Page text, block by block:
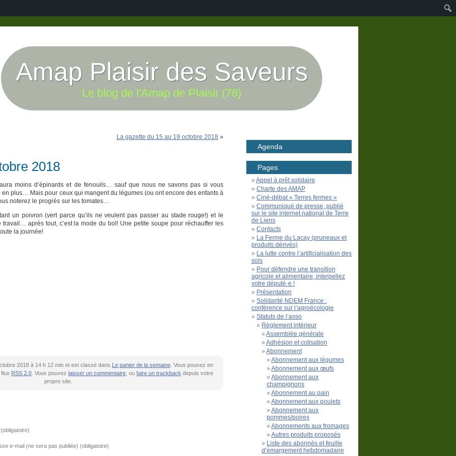
Amap Plaisir des Saveurs
Le blog de l'Amap de Plaisir (78)
La gazette du 15 au 19 octobre 2018 »
2018
moins d’épinards et de fenouils… sauf que nous ne savons pas si vous
plus… Mais pour ceux qui mangent du légumes (ou ont encore des enfants à
noterez le progrès sur les tomates…
un poivron (vert parce qu’ils ne veulent pas passer au stade rouge!) et le
après tout, c’est la mode du bol! Une petite soupe pour réchauffer les
la journée!
2018 à 14 h 12 min et est classé dans Le panier de la semaine. Vous pouvez en
RSS 2.0 . Vous pouvez laisser un commentaire , ou faire un trackback depuis votre
propre site.
e-mail (ne sera pas publiée) (obligatoire)
Agenda
Pages
Appel à prêt solidaire
Charte des AMAP
Ciné-débat « Terres fermes »
Communiqué de presse, publié
sur le site internet national de Terre
de Liens
Contacts
La Ferme du Lacay (pruneaux et
produits dérivés)
La lutte contre l’artificialisation des
sols
Pour défendre une transition
agricole et alimentaire, interpellez
votre député·e !
Présentation
Solidarité NDEM France :
conférence sur l’agroécologie
Statuts de l’asso
Règlement intérieur
Assemblée générale
Adhésion et cotisation
Abonnement
Abonnement aux légumes
Abonnement aux œufs
Abonnement aux
champignons
Abonnement au pain
Abonnement aux poulets
Abonnement aux
pommes/poires
Abonnements aux fromages
Autres produits proposés
Liste des abonnés et feuille
d’émargement hebdomadaire